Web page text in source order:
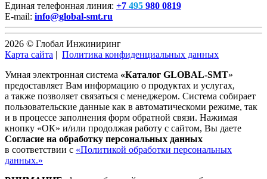
Единая телефонная линия: +7 495 980 0819
E-mail: info@global-smt.ru
2026 © Глобал Инжиниринг
Карта сайта | Политика конфиденциальных данных
Умная электронная система «Каталог GLOBAL-SMT»
предоставляет Вам информацию о продуктах и услугах,
а также позволяет связаться с менеджером. Система собирает
пользовательские данные как в автоматическоми режиме, так
и в процессе заполнения форм обратной связи. Нажимая
кнопку «ОК» и/или продолжая работу с сайтом, Вы даете
Согласие на обработку персональных данных
в соответствии с «Политикой обработки персональных
данных.»